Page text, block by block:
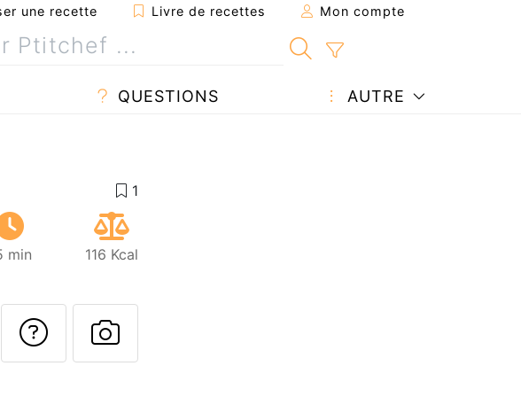
une recette Livre de recettes Mon compte
QUESTIONS AUTRE
min 116 Kcal
cette recette à un ami
cette page
Poser une question à l'auteur
Publier votre photo de cette